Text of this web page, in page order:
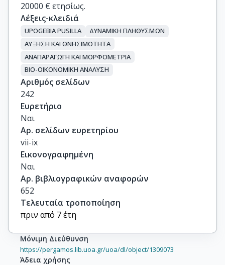
20000 € ετησίως.
Λέξεις-κλειδιά
UPOGEBIA PUSILLA
ΔΥΝΑΜΙΚΗ ΠΛΗΘΥΣΜΩΝ
ΑΥΞΗΣΗ ΚΑΙ ΘΝΗΣΙΜΟΤΗΤΑ
ΑΝΑΠΑΡΑΓΩΓΗ ΚΑΙ ΜΟΡΦΟΜΕΤΡΙΑ
ΒΙΟ-ΟΙΚΟΝΟΜΙΚΗ ΑΝΑΛΥΣΗ
Αριθμός σελίδων
242
Ευρετήριο
Ναι
Αρ. σελίδων ευρετηρίου
vii-ix
Εικονογραφημένη
Ναι
Αρ. βιβλιογραφικών αναφορών
652
Τελευταία τροποποίηση
πριν από 7 έτη
Μόνιμη Διεύθυνση
https://pergamos.lib.uoa.gr/uoa/dl/object/1309073
Άδεια χρήσης